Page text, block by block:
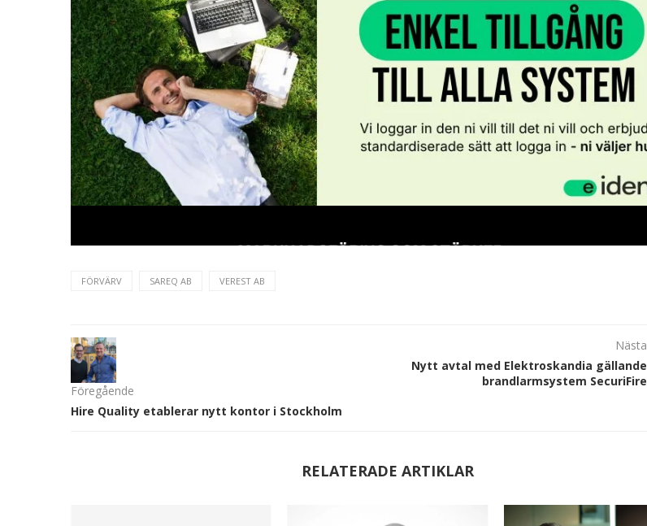
FÖRVÄRV SAREQ AB VEREST AB
Föregående
Hire Quality etablerar nytt kontor i Stockholm
Nästa
Nytt avtal med Elektroskandia gällande
brandlarmsystem SecuriFire
RELATERADE ARTIKLAR